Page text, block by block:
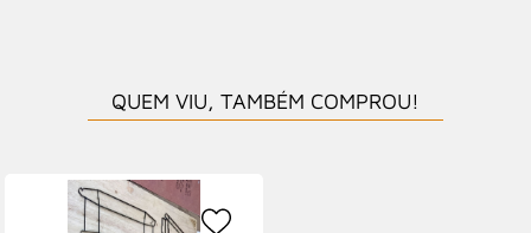
QUEM VIU, TAMBÉM COMPROU!